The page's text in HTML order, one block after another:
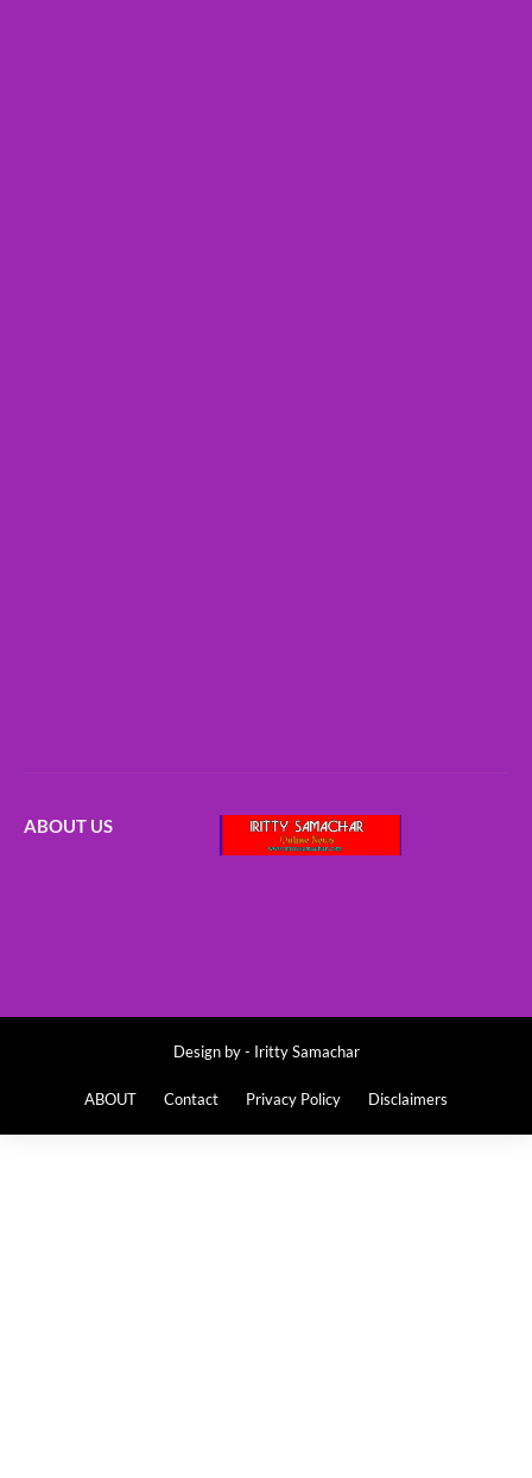
ABOUT US
Design by - Iritty Samachar
ABOUT Contact Privacy Policy Disclaimers